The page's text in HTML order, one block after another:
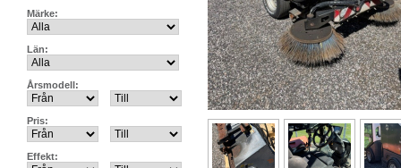
Märke:
Län:
Årsmodell:
Pris:
Effekt: